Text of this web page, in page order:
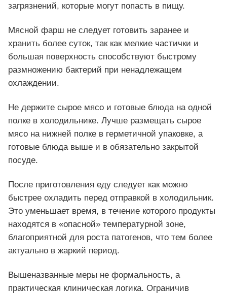
загрязнений, которые могут попасть в пищу.
Мясной фарш не следует готовить заранее и
хранить более суток, так как мелкие частички и
большая поверхность способствуют быстрому
размножению бактерий при ненадлежащем
охлаждении.
Не держите сырое мясо и готовые блюда на одной
полке в холодильнике. Лучше размещать сырое
мясо на нижней полке в герметичной упаковке, а
готовые блюда выше и в обязательно закрытой
посуде.
После приготовления еду следует как можно
быстрее охладить перед отправкой в холодильник.
Это уменьшает время, в течение которого продукты
находятся в «опасной» температурной зоне,
благоприятной для роста патогенов, что тем более
актуально в жаркий период.
Вышеназванные меры не формальность, а
практическая клиническая логика. Ограничив